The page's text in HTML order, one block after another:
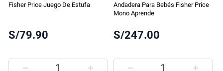
Fisher Price Juego De Estufa
S/79.90
Andadera Para Bebés Fisher Price
Mono Aprende
S/247.00